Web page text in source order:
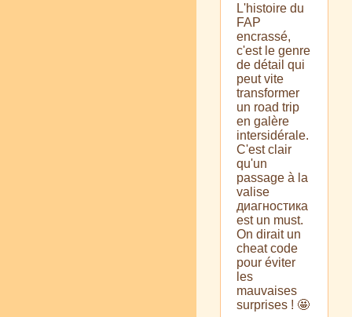
L'histoire du
FAP
encrassé,
c'est le genre
de détail qui
peut vite
transformer
un road trip
en galère
intersidérale.
C'est clair
qu'un
passage à la
valise
диагностика
est un must.
On dirait un
cheat code
pour éviter
les
mauvaises
surprises ! 🤩